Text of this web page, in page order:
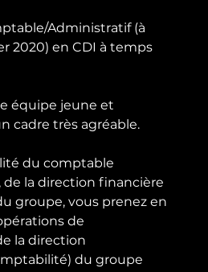
Administratif (à
2020) en CDI à temps
équipe jeune et
cadre très agréable.
du comptable
la direction financière
groupe, vous prenez en
de
la direction
du groupe